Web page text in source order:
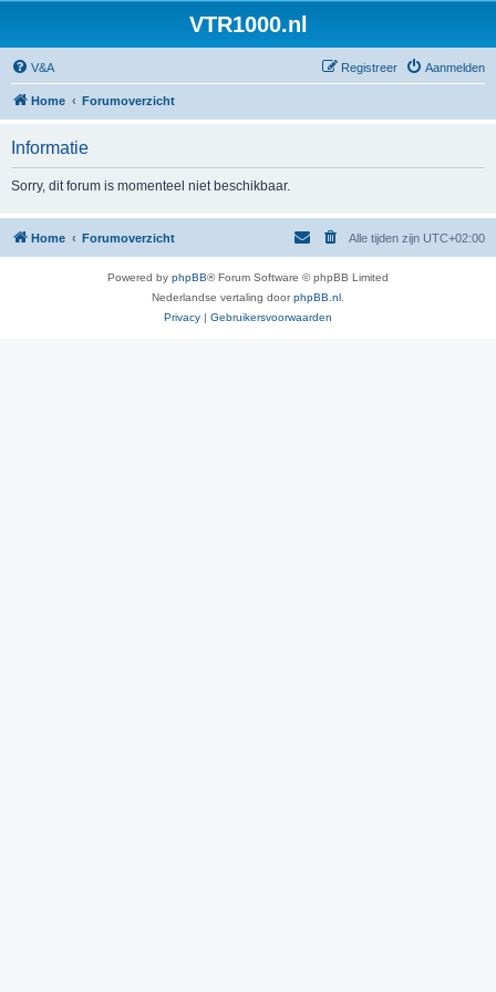
VTR1000.nl
V&A Aanmelden
Registreer
Home Forumoverzicht
Informatie
Sorry, dit forum is momenteel niet beschikbaar.
Home Forumoverzicht Alle tijden zijn UTC+02:00
Powered by phpBB® Forum Software © phpBB Limited
Nederlandse vertaling doorphpBB.nl
Privacy | Gebruikersvoorwaarden